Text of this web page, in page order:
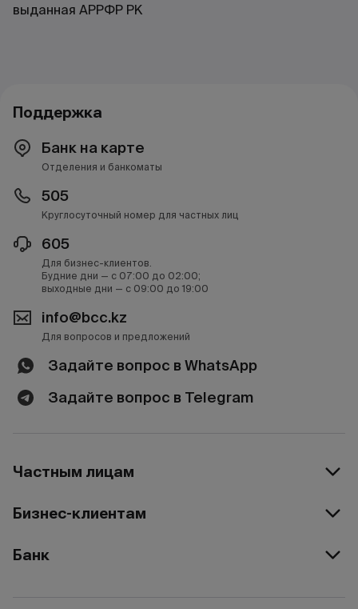
выданная АРРФР РК
Поддержка
Банк на карте
Отделения и банкоматы
505
Круглосуточный номер для частных лиц
605
Для бизнес-клиентов.
Будние дни — с 07:00 до 02:00;
выходные дни — с 09:00 до 19:00
info@bcc.kz
Для вопросов и предложений
Задайте вопрос в WhatsApp
Задайте вопрос в Telegram
Частным лицам
Бизнес-клиентам
Банк